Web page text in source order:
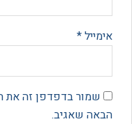
בדפדפן זה את השם,
שאגיב.